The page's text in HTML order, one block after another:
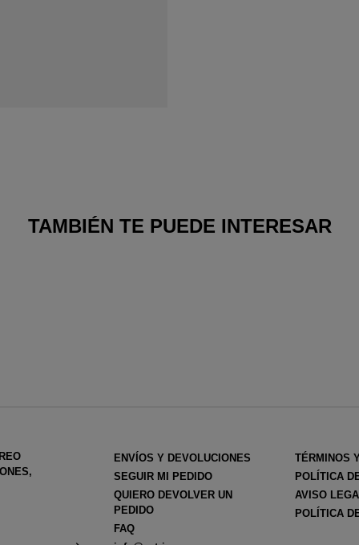
TAMBIÉN TE PUEDE INTERESAR
ENVÍOS Y DEVOLUCIONES
SEGUIR MI PEDIDO
QUIERO DEVOLVER UN
PEDIDO
FAQ
TÉRMINOS
POLÍTICA
AVISO
POLÍTICA